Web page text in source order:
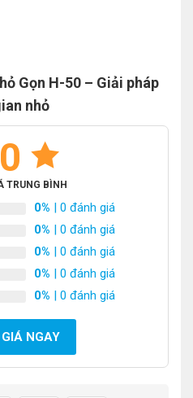
Gọn H-50 – Giải pháp
nhỏ
TRUNG BÌNH
0% | 0 đánh giá
0% | 0 đánh giá
0% | 0 đánh giá
0% | 0 đánh giá
0% | 0 đánh giá
NGAY